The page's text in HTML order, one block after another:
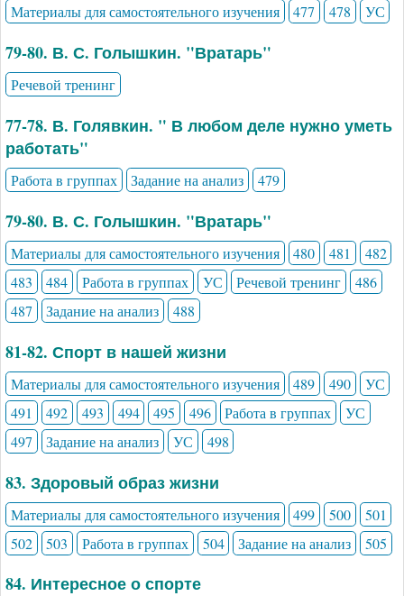
Материалы для самостоятельного изучения 477 478 УС
79-80. В. С. Голышкин. "Вратарь"
Речевой тренинг
77-78. В. Голявкин. " В любом деле нужно уметь
работать"
Работа в группах Задание на анализ 479
79-80. В. С. Голышкин. "Вратарь"
Материалы для самостоятельного изучения 480 481
482
483
484 Работа в группах УС Речевой тренинг
486
487
Задание на анализ 488
81-82. Спорт в нашей жизни
Материалы для самостоятельного изучения 489 490
УС
491
492 493 494 495 496 Работа в группах
УС
497
Задание на анализ УС 498
83. Здоровый образ жизни
Материалы для самостоятельного изучения 499 500
501
502
503 Работа в группах 504 Задание на анализ 505
84. Интересное о спорте